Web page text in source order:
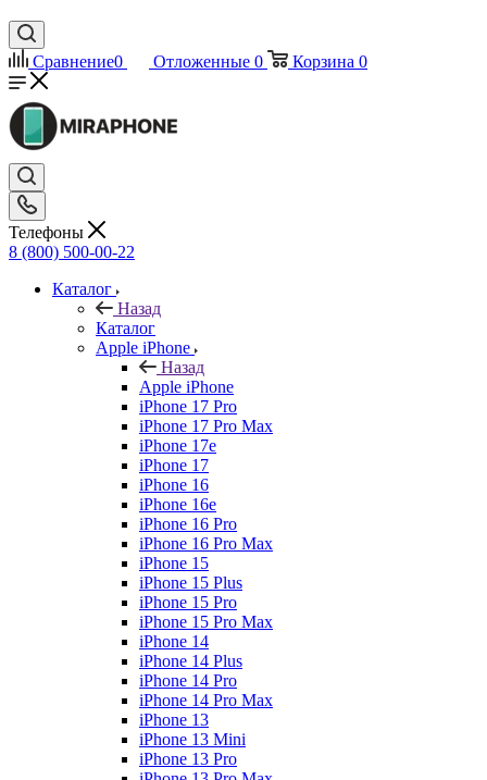
Сравнение0 Отложенные 0 Корзина 0
Телефоны
8 (800) 500-00-22
Каталог
Назад
Каталог
Apple iPhone
Назад
Apple iPhone
iPhone 17 Pro
iPhone 17 Pro Max
iPhone 17e
iPhone 17
iPhone 16
iPhone 16e
iPhone 16 Pro
iPhone 16 Pro Max
iPhone 15
iPhone 15 Plus
iPhone 15 Pro
iPhone 15 Pro Max
iPhone 14
iPhone 14 Plus
iPhone 14 Pro
iPhone 14 Pro Max
iPhone 13
iPhone 13 Mini
iPhone 13 Pro